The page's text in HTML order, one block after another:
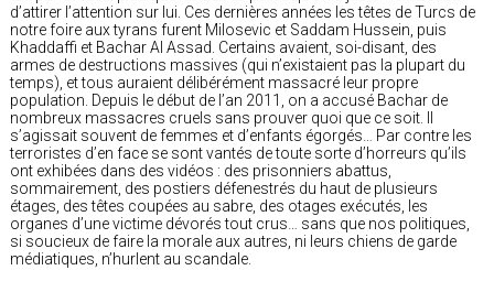
d’attirer l’attention sur lui. Ces dernières années les têtes de Turcs de
notre foire aux tyrans furent Milosevic et Saddam Hussein, puis
Khaddaffi et Bachar Al Assad. Certains avaient, soi-disant, des
armes de destructions massives (qui n’existaient pas la plupart du
temps), et tous auraient délibérément massacré leur propre
population. Depuis le début de l’an 2011, on a accusé Bachar de
nombreux massacres cruels sans prouver quoi que ce soit. Il
s’agissait souvent de femmes et d’enfants égorgés… Par contre les
terroristes d’en face se sont vantés de toute sorte d’horreurs qu’ils
ont exhibées dans des vidéos : des prisonniers abattus,
sommairement, des postiers défenestrés du haut de plusieurs
étages, des têtes coupées au sabre, des otages exécutés, les
organes d’une victime dévorés tout crus… sans que nos politiques,
si soucieux de faire la morale aux autres, ni leurs chiens de garde
médiatiques, n’hurlent au scandale.